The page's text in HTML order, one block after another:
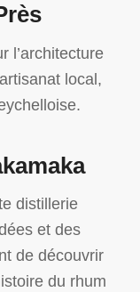
l’architecture
local,
distillerie
et des
de découvrir
du rhum